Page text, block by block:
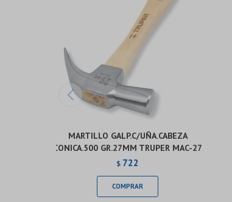
MARTILLO GALP.C/UÑA.CABEZA
CONICA.500 GR.27MM TRUPER MAC-27
$ 722